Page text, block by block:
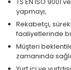
TS EN ISO 9001
yapmayı,
Rekabetçi,
faaliyetlerinde
Müşteri
zamanında